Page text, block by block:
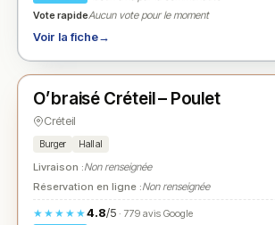
Vote rapideAucun vote pour le moment
Voir la fiche→
★ N° 3
O’braisé Créteil – Poulet
Créteil
Burger Hallal
Livraison :Non renseignée
Réservation en ligne :Non renseignée
★★★★★4.8/5· 779 avis Google